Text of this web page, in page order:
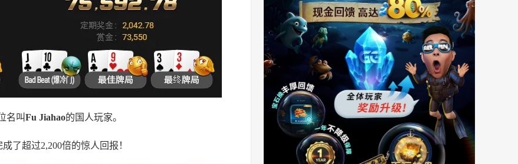
名叫Fu Jiahao的国人玩家。
了超过2,200倍的惊人回报！